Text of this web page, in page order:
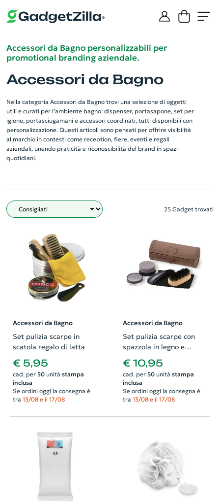
Accessori da Bagno personalizzabili per
promotional branding aziendale.
Accessori da Bagno
Nella categoria Accessori da Bagno trovi una selezione di oggetti
utili e curati per l’ambiente bagno: dispenser, portasapone, set per
igiene, portasciugamani e accessori coordinati, tutti disponibili con
personalizzazione. Questi articoli sono pensati per offrire visibilità
al marchio in contesti come reception, fiere, eventi e regali
aziendali, unendo praticità e riconoscibilità del brand in spazi
quotidiani.
Filtro 25 Gadget trovati
Accessori da Bagno
Set pulizia scarpe in
scatola regalo di latta
€ 5,95
cad. per 50unità stampa
inclusa
Se ordini oggi la consegna è
tra 13/08 e il 17/08
Accessori da Bagno
Set pulizia scarpe con
spazzola in legno e
spugna
€ 10,95
cad. per 50unità stampa
inclusa
Se ordini oggi la consegna è
tra 13/08 e il 17/08